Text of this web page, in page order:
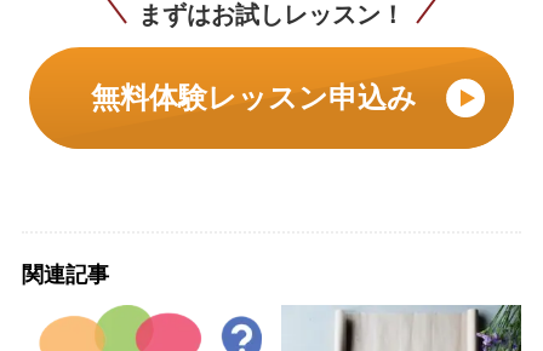
まずはお試しレッスン！
無料体験レッスン申込み
関連記事